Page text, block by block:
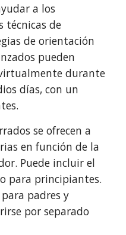
a los
técnicas de
de orientación
pueden
durante
días, con un
se ofrecen a
en función de la
Puede incluir el
para principiantes.
padres y
por separado